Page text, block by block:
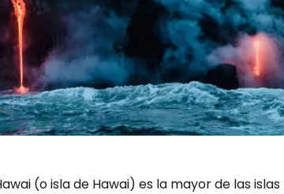
(o isla de Hawai) es la mayor de las